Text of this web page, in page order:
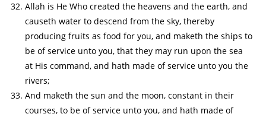
Allah is He Who created the heavens and the earth, and
causeth water to descend from the sky, thereby
producing fruits as food for you, and maketh the ships to
be of service unto you, that they may run upon the sea
at His command, and hath made of service unto you the
rivers;
And maketh the sun and the moon, constant in their
courses, to be of service unto you, and hath made of